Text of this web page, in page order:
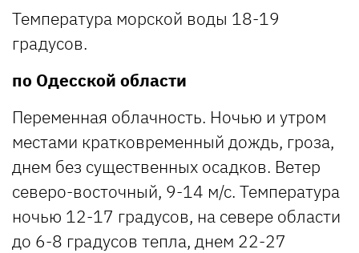
Температура морской воды 18-19
градусов.
по Одесской области
Переменная облачность. Ночью и утром
местами кратковременный дождь, гроза,
днем без существенных осадков. Ветер
северо-восточный, 9-14 м/с. Температура
ночью 12-17 градусов, на севере области
до 6-8 градусов тепла, днем 22-27